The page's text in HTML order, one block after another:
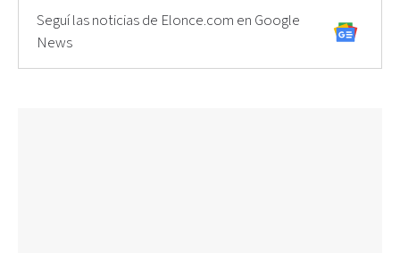
Seguí las noticias de Elonce.com en Google
News